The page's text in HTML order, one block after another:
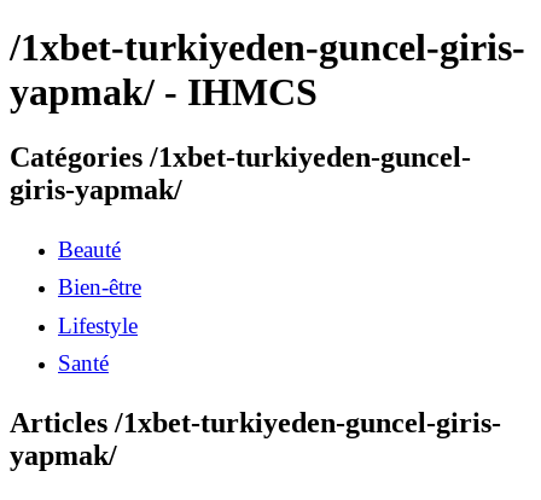
/1xbet-turkiyeden-guncel-giris-
yapmak/ - IHMCS
Catégories /1xbet-turkiyeden-guncel-
giris-yapmak/
Beauté
Bien-être
Lifestyle
Santé
Articles /1xbet-turkiyeden-guncel-giris-
yapmak/